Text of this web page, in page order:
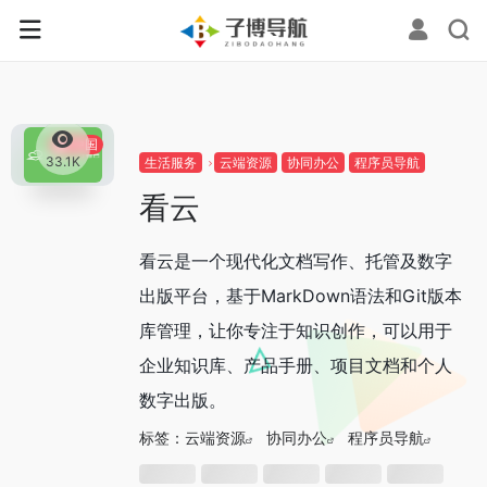
中国
33.1K 生活服务 云端资源 协同办公 程序员导航
看云
看云是一个现代化文档写作、托管及数字
出版平台，基于MarkDown语法和Git版本
库管理，让你专注于知识创作，可以用于
企业知识库、产品手册、项目文档和个人
数字出版。
标签： 云端资源 协同办公 程序员导航